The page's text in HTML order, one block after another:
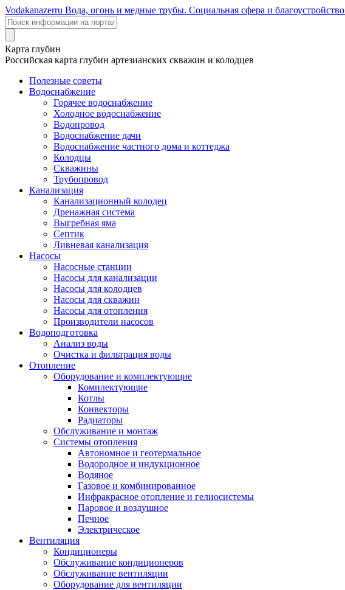
Vodakanazerru Вода, огонь и медные трубы. Социальная сфера и
Карта глубин
Российская карта глубин артезианских скважин и колодцев
Полезные советы
Водоснабжение
Горячее водоснабжение
Холодное водоснабжение
Водопровод
Водоснабжение дачи
Водоснабжение частного дома и коттеджа
Колодцы
Скважины
Трубопровод
Канализация
Канализационный колодец
Дренажная система
Выгребная яма
Септик
Ливневая канализация
Насосы
Насосные станции
Насосы для канализации
Насосы для колодцев
Насосы для скважин
Насосы для отопления
Производители насосов
Водоподготовка
Анализ воды
Очистка и фильтрация воды
Отопление
Оборудование и комплектующие
Комплектующие
Котлы
Конвекторы
Радиаторы
Обслуживание и монтаж
Системы отопления
Автономное и геотермальное
Водородное и индукционное
Водяное
Газовое и комбинированное
Инфракрасное отопление и гелиосистемы
Паровое и воздушное
Печное
Электрическое
Вентиляция
Кондиционеры
Обслуживание кондиционеров
Обслуживание вентиляции
Оборудование для вентиляции